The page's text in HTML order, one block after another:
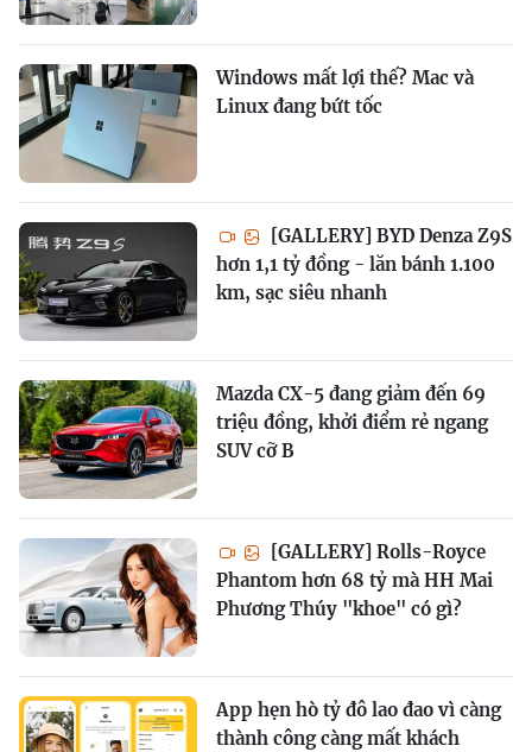
Windows mất lợi thế? Mac và
Linux đang bứt tốc
[GALLERY] BYD Denza Z9S
hơn 1,1 tỷ đồng - lăn bánh 1.100
km, sạc siêu nhanh
Mazda CX-5 đang giảm đến 69
triệu đồng, khởi điểm rẻ ngang
SUV cỡ B
[GALLERY] Rolls-Royce
Phantom hơn 68 tỷ mà HH Mai
Phương Thúy "khoe" có gì?
App hẹn hò tỷ đô lao đao vì càng
thành công càng mất khách